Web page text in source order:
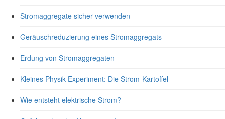
Stromaggregate sicher verwenden
Geräuschreduzierung eines Stromaggregats
Erdung von Stromaggregaten
Kleines Physik-Experiment: Die Strom-Kartoffel
Wie entsteht elektrische Strom?